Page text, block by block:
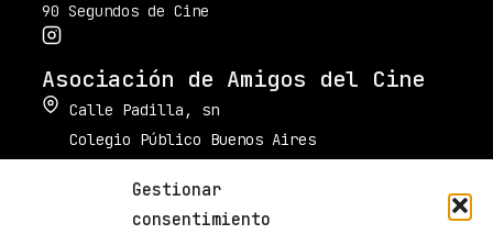
Gestionar
consentimiento
90 Segundos de Cine
Asociación de Amigos del Cine
Calle Padilla, sn
Colegio Público Buenos Aires
muestradecinepalencia@gmail.com